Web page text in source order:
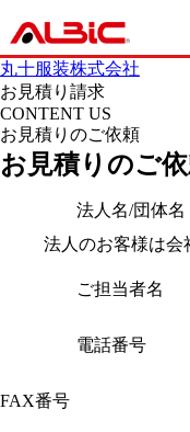
丸十服装株式会社
お見積り請求
CONTENT US
お見積りのご依頼
お見積りのご
法人名/団体名
法人のお客様は会
ご担当者名
電話番号
FAX番号